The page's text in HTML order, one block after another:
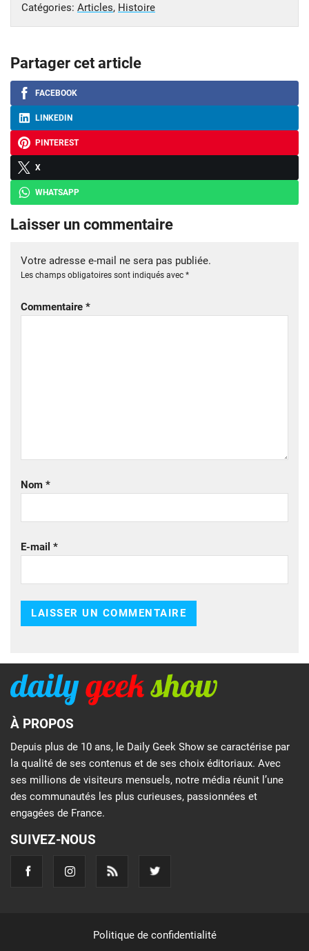
Catégories: Articles, Histoire
Partager cet article
FACEBOOK
LINKEDIN
PINTEREST
X
WHATSAPP
Laisser un commentaire
Votre adresse e-mail ne sera pas publiée.
Les champs obligatoires sont indiqués avec *
Commentaire *
Nom *
E-mail *
À PROPOS
Depuis plus de 10 ans, le Daily Geek Show se caractérise par
la qualité de ses contenus et de ses choix éditoriaux. Avec
ses millions de visiteurs mensuels, notre média réunit l’une
des communautés les plus curieuses, passionnées et
engagées de France.
SUIVEZ-NOUS
Politique de confidentialité